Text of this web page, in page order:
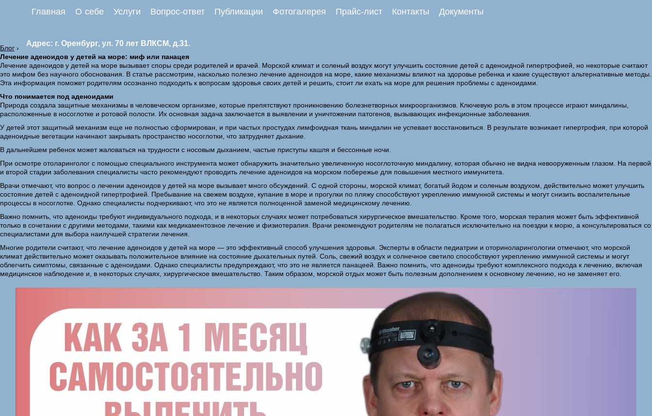
Главная О себе Услуги Вопрос-ответ Публикации Фотогалерея Прайс-лист Контакты Документы
Адрес: г. Оренбург, ул. 70 лет ВЛКСМ, д.31.
Блог ›
Лечение аденоидов у детей на море: миф или панацея
Лечение аденоидов у детей на море вызывает споры среди родителей и врачей. Морской климат и соленый воздух могут улучшить состояние детей с аденоидной гипертрофией, но некоторые считают
это мифом без научного обоснования. В статье рассмотрим, насколько полезно лечение аденоидов на море, какие механизмы влияют на здоровье ребенка и какие существуют альтернативные методы.
Эта информация поможет родителям осознанно подходить к вопросам здоровья своих детей и решить, стоит ли ехать на море для решения проблемы с аденоидами.
Что понимается под аденоидами
Природа создала защитные механизмы в человеческом организме, которые препятствуют проникновению болезнетворных микроорганизмов. Ключевую роль в этом процессе играют миндалины,
расположенные в носоглотке и ротовой полости. Их основная задача заключается в выявлении и уничтожении патогенов, вызывающих инфекционные заболевания.
У детей этот защитный механизм еще не полностью сформирован, и при частых простудах лимфоидная ткань миндалин не успевает восстановиться. В результате возникает гипертрофия, при которой
аденоидные вегетации начинают закрывать пространство носоглотки, что затрудняет дыхание.
В дальнейшем ребенок может жаловаться на трудности с носовым дыханием, частые приступы кашля и бессонные ночи.
При осмотре отоларинголог с помощью специального инструмента может обнаружить значительно увеличенную носоглоточную миндалину, которая обычно не видна невооруженным глазом. На первой
и второй стадии заболевания специалисты часто рекомендуют проводить лечение аденоидов на морском побережье для повышения местного иммунитета.
Врачи отмечают, что вопрос о лечении аденоидов у детей на море вызывает много обсуждений. С одной стороны, морской климат, богатый йодом и соленым воздухом, действительно может улучшить
состояние детей с аденоидной гипертрофией. Пребывание на свежем воздухе, купание в море и прогулки по пляжу способствуют укреплению иммунной системы и могут снизить воспалительные
процессы в носоглотке. Однако специалисты подчеркивают, что это не является полноценной заменой медицинскому лечению.
Важно помнить, что аденоиды требуют индивидуального подхода, и в некоторых случаях может потребоваться хирургическое вмешательство. Кроме того, морская терапия может быть эффективной
только в сочетании с другими методами, такими как медикаментозное лечение и физиотерапия. Врачи рекомендуют родителям не полагаться исключительно на поездки к морю, а консультироваться со
специалистами для выбора наилучшей стратегии лечения.
Многие родители считают, что лечение аденоидов у детей на море — это эффективный способ улучшения здоровья. Эксперты в области педиатрии и оториноларингологии отмечают, что морской
климат действительно может оказывать положительное влияние на состояние дыхательных путей. Соль, свежий воздух и солнечное светило способствуют укреплению иммунной системы и могут
облегчить симптомы, связанные с аденоидами. Однако специалисты предупреждают, что это не является панацеей. Важно помнить, что аденоиды требуют комплексного подхода к лечению, включая
медицинское наблюдение и, в некоторых случаях, хирургическое вмешательство. Таким образом, морской отдых может быть полезным дополнением к основному лечению, но не заменяет его.